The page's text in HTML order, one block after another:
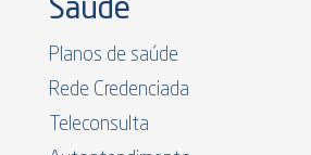
Saúde
Planos de saúde
Rede Credenciada
Teleconsulta